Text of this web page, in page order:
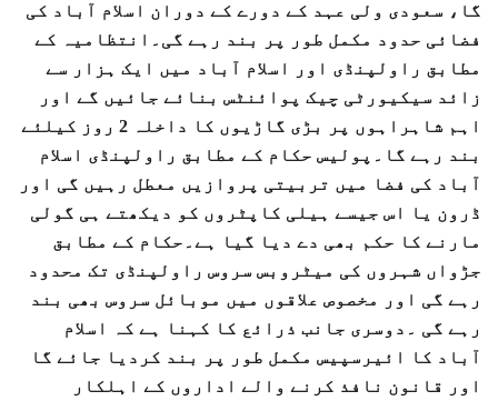
گا، سعودی ولی عہد کے دورے کے دوران اسلام آباد کی
فضائی حدود مکمل طور پر بند رہے گی۔انتظامیہ کے
مطابق راولپنڈی اور اسلام آباد میں ایک ہزار سے
زائد سیکیورٹی چیک پوائنٹس بنائے جائیں گے اور
اہم شاہراہوں پر بڑی گاڑیوں کا داخلہ 2 روز کیلئے
بند رہے گا۔پولیس حکام کے مطابق راولپنڈی اسلام
آباد کی فضا میں تربیتی پروازیں معطل رہیں گی اور
ڈرون یا اس جیسے ہیلی کاپٹروں کو دیکھتے ہی گولی
مارنے کا حکم بھی دے دیا گیا ہے۔حکام کے مطابق
جڑواں شہروں کی میٹروبس سروس راولپنڈی تک محدود
رہے گی اور مخصوص علاقوں میں موبائل سروس بھی بند
رہے گی ۔دوسری جانب ذرائع کا کہنا ہے کہ اسلام
آباد کا ائیرسپیس مکمل طور پر بند کردیا جائے گا
اور قانون نافذ کرنے والے اداروں کے اہلکار